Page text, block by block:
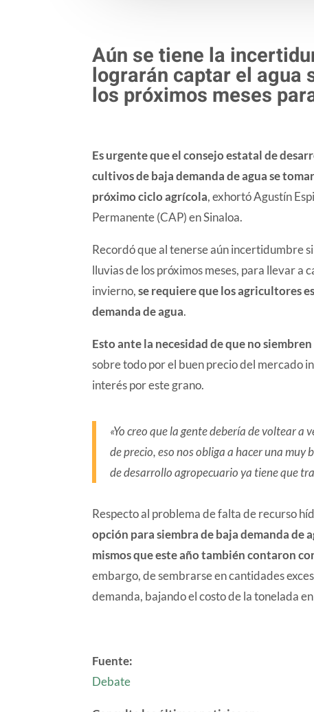
Aún se tiene la
lograrán captar el agua
los próximos meses
Es urgente que el consejo estatal de
cultivos de baja demanda de agua se
próximo ciclo agrícola, exhortó Agustín
Permanente (CAP) en Sinaloa.
Recordó que al tenerse aún incertidumbre
lluvias de los próximos meses, para llevar a
invierno,se requiere que los agricultores
demanda de agua.
Esto ante la necesidad de que no
sobre todo por el buen precio del mercado
interés por este grano.
«Yo creo que la gente debería de voltear
de precio, eso nos obliga a hacer una
de desarrollo agropecuario ya tiene que
Respecto al problema de falta de recurso
opción para siembra de baja demanda de
mismos que este año también contaron
embargo, de sembrarse en cantidades
demanda, bajando el costo de la tonelada
Fuente:
Debate